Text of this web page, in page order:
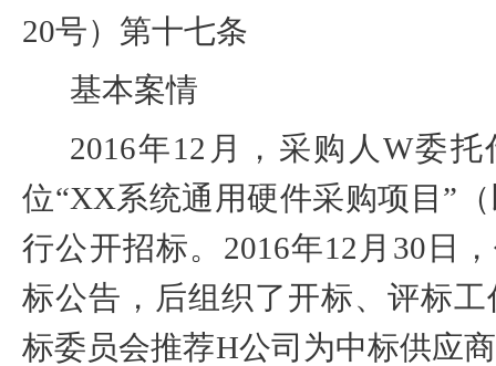
20号）第十七条
基本案情
2016年12 月，采购人 W委托
位“XX系统通用硬件采购项目”
行公开招标。 2016年12 月 30 日
标公告，后组织了开标、评标
标委员会推荐H公司为中标供应